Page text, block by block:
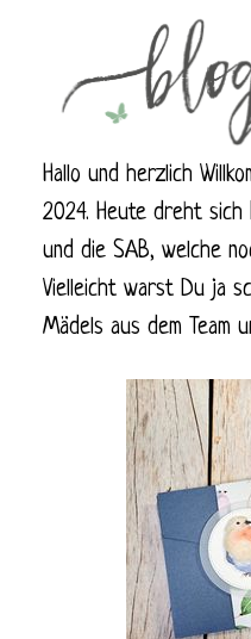
Hallo und herzlich
2024. Heute dreht sich
und die SAB, welche
Vielleicht warst Du ja
Mädels aus dem Team